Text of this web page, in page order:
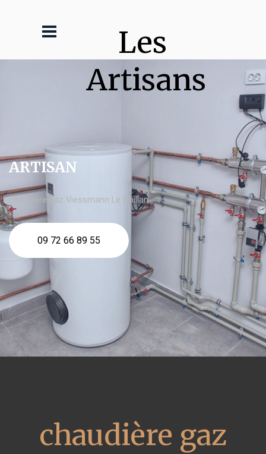
Les
Artisans
ARTISAN
chaudière gaz Viessmann Le Haillan
09 72 66 89 55
chaudière gaz